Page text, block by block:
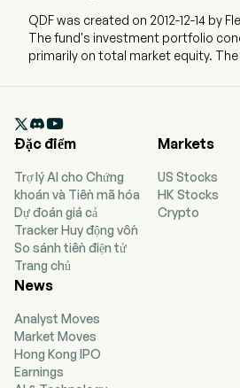
QDF was created on 2012-12-14 by
The fund's investment portfolio
primarily on total market equity. The
the Northern Trust 1250 Index.

Đặc điểm
Trợ lý AI cho Chứng
khoán và Tiền mã hóa
Dự đoán giá cả
Tracker Huy động vốn
So sánh tiền điện tử
Trang chủ
Markets
US Stocks
HK Stocks
Crypto
News
Analyst Moves
Market Moves
Hong Kong IPO
Earnings